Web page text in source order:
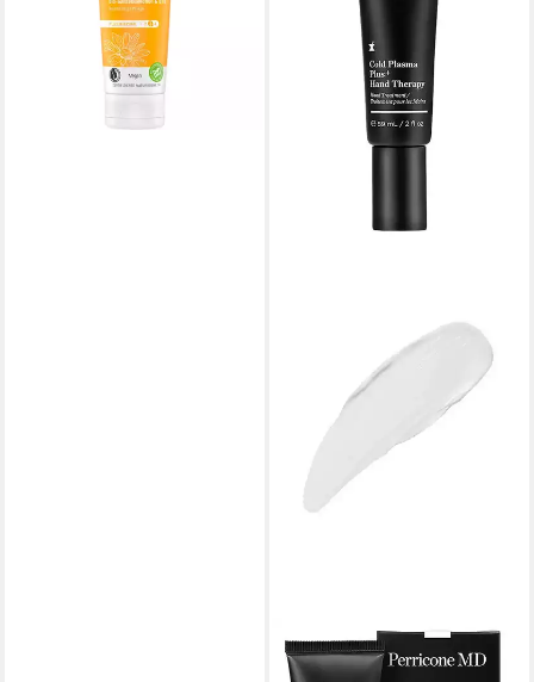
PERRICONE
Handcreme PERRICONE